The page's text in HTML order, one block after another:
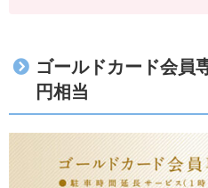
ゴールドカード会員
円相当